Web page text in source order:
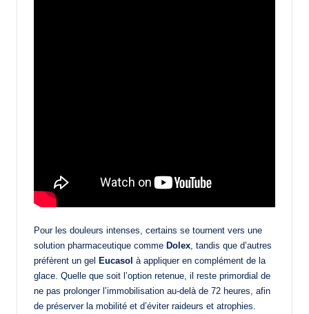
Pour les douleurs intenses, certains se tournent vers une
solution pharmaceutique comme Dolex, tandis que d’autres
préfèrent un gel Eucasol à appliquer en complément de la
glace. Quelle que soit l’option retenue, il reste primordial de
ne pas prolonger l’immobilisation au-delà de 72 heures, afin
de préserver la mobilité et d’éviter raideurs et atrophies.